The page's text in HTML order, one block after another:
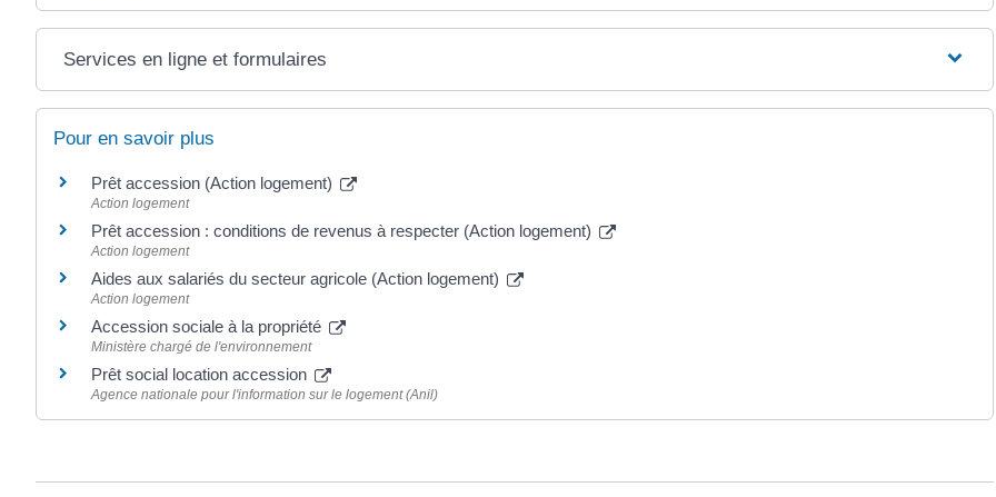
Services en ligne et formulaires
Pour en savoir plus
Prêt accession (Action logement)
Action logement
Prêt accession : conditions de revenus à respecter (Action logement)
Action logement
Aides aux salariés du secteur agricole (Action logement)
Action logement
Accession sociale à la propriété
Ministère chargé de l'environnement
Prêt social location accession
Agence nationale pour l'information sur le logement (Anil)